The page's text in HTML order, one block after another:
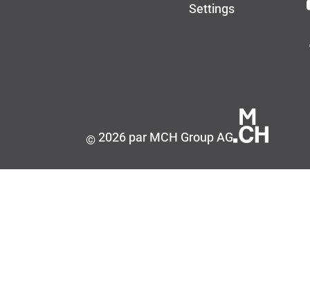
Settings
©2026 par MCH Group AG